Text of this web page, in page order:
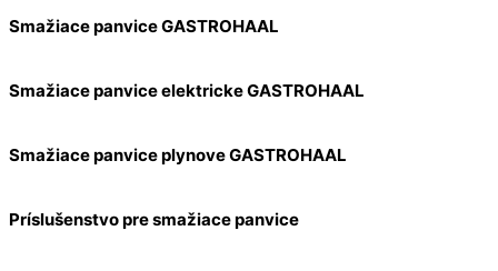
Smažiace panvice GASTROHAAL
Smažiace panvice elektricke GASTROHAAL
Smažiace panvice plynove GASTROHAAL
Príslušenstvo pre smažiace panvice